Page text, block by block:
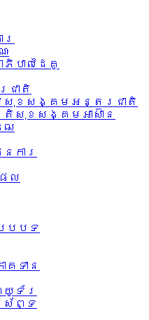
បាលដៃគូ
ាតិ
សុខសង្គមអន្តរជាតិ
សុខសង្គមអាស៊ាន​
ឍ
នការ
ល
បបទ
គទាន
ទ័រ
ស័ព្ទ